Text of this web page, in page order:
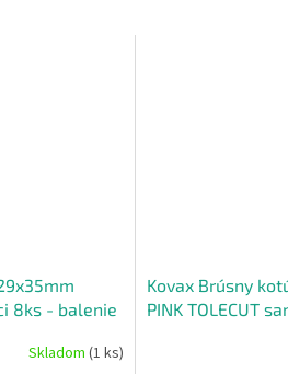
8ks - balenie
Skladom (1 ks)
Kovax Brúsny
PINK TOLECUT